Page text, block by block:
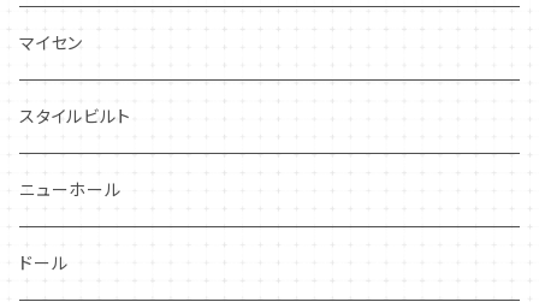
プランタン
グレンミスト
スワンシースプレイ
グレイ社
FAVORI
CIBON
マイセン
スタイルビルト
ニューホール
ドール